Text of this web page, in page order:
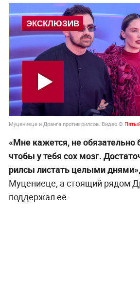
Муцениеце и Дранга против рилсов. Видео ©
«Мне кажется, не обязательно
чтобы у тебя сох мозг.
рилсы листать целыми
Муцениеце, а стоящий рядом
поддержал её.